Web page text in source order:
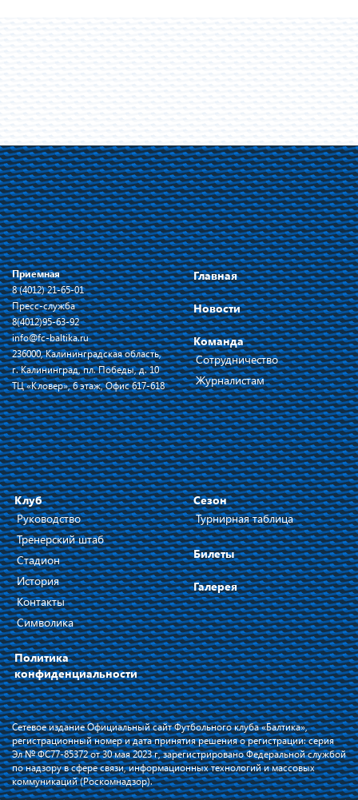
Приемная
8 (4012) 21-65-01
Пресс-служба
8(4012)95-63-92
info@fc-baltika.ru
236000, Калининградская область,
г. Калининград, пл. Победы, д. 10
ТЦ «Кловер», 6 этаж, Офис 617-618
Главная
Новости
Команда
Сотрудничество
Журналистам
Клуб
Руководство
Тренерский штаб
Стадион
История
Контакты
Символика
Политика
конфиденциальности
Сезон
Турнирная таблица
Билеты
Галерея
Сетевое издание Официальный сайт Футбольного клуба «Балтика»,
регистрационный номер и дата принятия решения о регистрации: серия
Эл № ФС77-85372 от 30 мая 2023 г, зарегистрировано Федеральной службой
по надзору в сфере связи, информационных технологий и массовых
коммуникаций (Роскомнадзор).